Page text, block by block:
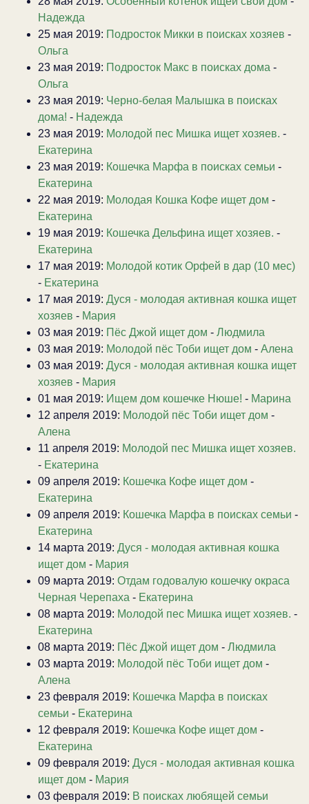
Надежда
25 мая 2019: Подросток Микки в поисках хозяев -
Ольга
23 мая 2019: Подросток Макс в поисках дома -
Ольга
23 мая 2019: Черно-белая Малышка в поисках
дома! - Надежда
23 мая 2019: Молодой пес Мишка ищет хозяев. -
Екатерина
23 мая 2019: Кошечка Марфа в поисках семьи -
Екатерина
22 мая 2019: Молодая Кошка Кофе ищет дом -
Екатерина
19 мая 2019: Кошечка Дельфина ищет хозяев. -
Екатерина
17 мая 2019: Молодой котик Орфей в дар (10 мес)
- Екатерина
17 мая 2019: Дуся - молодая активная кошка ищет
хозяев - Мария
03 мая 2019: Пёс Джой ищет дом - Людмила
03 мая 2019: Молодой пёс Тоби ищет дом - Алена
03 мая 2019: Дуся - молодая активная кошка ищет
хозяев - Мария
01 мая 2019: Ищем дом кошечке Нюше! - Марина
12 апреля 2019: Молодой пёс Тоби ищет дом -
Алена
11 апреля 2019: Молодой пес Мишка ищет хозяев.
- Екатерина
09 апреля 2019: Кошечка Кофе ищет дом -
Екатерина
09 апреля 2019: Кошечка Марфа в поисках семьи -
Екатерина
14 марта 2019: Дуся - молодая активная кошка
ищет дом - Мария
09 марта 2019: Отдам годовалую кошечку окраса
Черная Черепаха - Екатерина
08 марта 2019: Молодой пес Мишка ищет хозяев. -
Екатерина
08 марта 2019: Пёс Джой ищет дом - Людмила
03 марта 2019: Молодой пёс Тоби ищет дом -
Алена
23 февраля 2019: Кошечка Марфа в поисках
семьи - Екатерина
12 февраля 2019: Кошечка Кофе ищет дом -
Екатерина
09 февраля 2019: Дуся - молодая активная кошка
ищет дом - Мария
03 февраля 2019: В поисках любящей семьи